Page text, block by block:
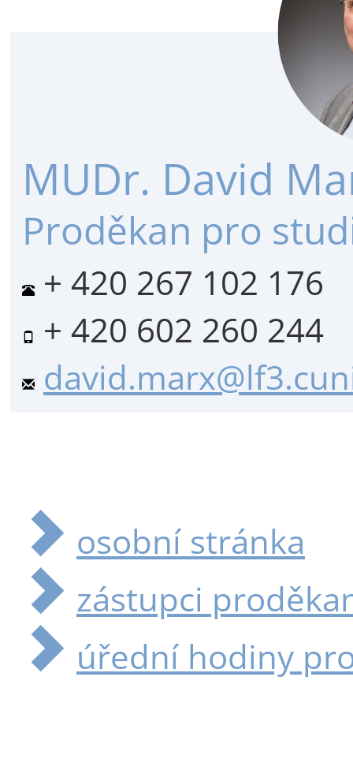
MUDr. David
Proděkan pro
+ 420 267 102 176
+ 420 602 260 244
osobní stránka
zástupci
úřední hodiny